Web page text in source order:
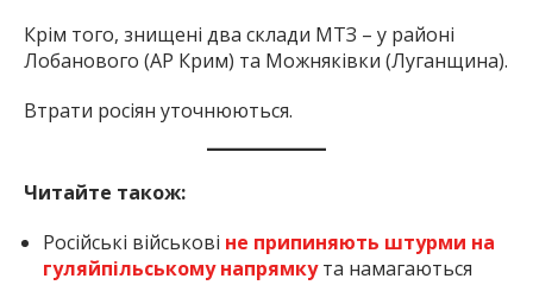
Крім того, знищені два склади МТЗ – у районі
Лобанового (АР Крим) та Можняківки (Луганщина).
Втрати росіян уточнюються.
Читайте також:
Російські військові не припиняють штурми на
гуляйпільському напрямкута намагаються